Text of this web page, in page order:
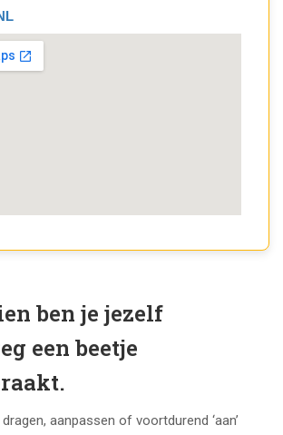
ben je jezelf
een beetje
aanpassen of voortdurend ‘aan’